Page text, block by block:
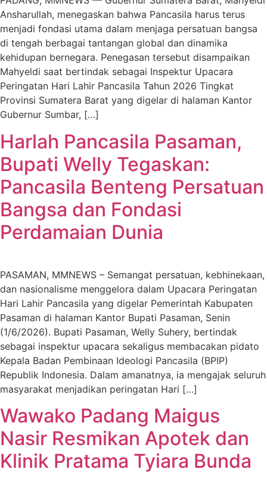
Ansharullah, menegaskan bahwa Pancasila harus terus
menjadi fondasi utama dalam menjaga persatuan bangsa
di tengah berbagai tantangan global dan dinamika
kehidupan bernegara. Penegasan tersebut disampaikan
Mahyeldi saat bertindak sebagai Inspektur Upacara
Peringatan Hari Lahir Pancasila Tahun 2026 Tingkat
Provinsi Sumatera Barat yang digelar di halaman Kantor
Gubernur Sumbar, […]
Harlah Pancasila Pasaman,
Bupati Welly Tegaskan:
Pancasila Benteng Persatuan
Bangsa dan Fondasi
Perdamaian Dunia
PASAMAN, MMNEWS – Semangat persatuan, kebhinekaan,
dan nasionalisme menggelora dalam Upacara Peringatan
Hari Lahir Pancasila yang digelar Pemerintah Kabupaten
Pasaman di halaman Kantor Bupati Pasaman, Senin
(1/6/2026). Bupati Pasaman, Welly Suhery, bertindak
sebagai inspektur upacara sekaligus membacakan pidato
Kepala Badan Pembinaan Ideologi Pancasila (BPIP)
Republik Indonesia. Dalam amanatnya, ia mengajak seluruh
masyarakat menjadikan peringatan Hari […]
Wawako Padang Maigus
Nasir Resmikan Apotek dan
Klinik Pratama Tyiara Bunda